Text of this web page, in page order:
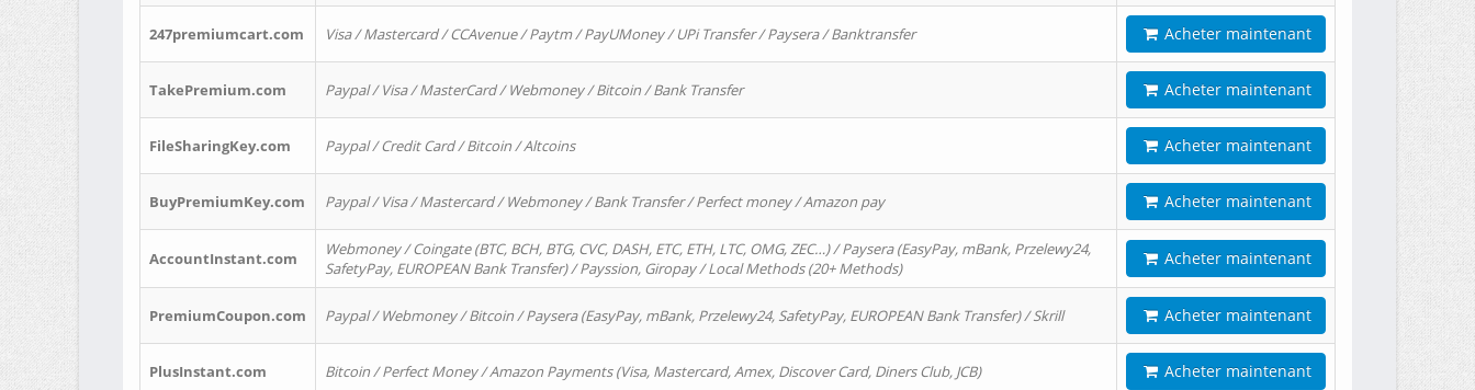
247premiumcart.com Visa / Mastercard / CCAvenue / Paytm / PayUMoney / UPi Transfer / Paysera / Banktransfer Acheter maintenant
TakePremium.com Paypal / Visa / MasterCard / Webmoney / Bitcoin / Bank Transfer Acheter maintenant
FileSharingKey.com Paypal / Credit Card / Bitcoin / Altcoins Acheter maintenant
BuyPremiumKey.com Paypal / Visa / Mastercard / Webmoney / Bank Transfer / Perfect money / Amazon pay Acheter maintenant
AccountInstant.com
Webmoney / Coingate (BTC, BCH, BTG, CVC, DASH, ETC, ETH, LTC, OMG, ZEC…) / Paysera (EasyPay, mBank, Przelewy24,
SafetyPay, EUROPEAN Bank Transfer) / Payssion, Giropay / Local Methods (20+ Methods)
Acheter maintenant
PremiumCoupon.com Paypal / Webmoney / Bitcoin / Paysera (EasyPay, mBank, Przelewy24, SafetyPay, EUROPEAN Bank Transfer) / Skrill Acheter maintenant
PlusInstant.com Bitcoin / Perfect Money / Amazon Payments (Visa, Mastercard, Amex, Discover Card, Diners Club, JCB) Acheter maintenant